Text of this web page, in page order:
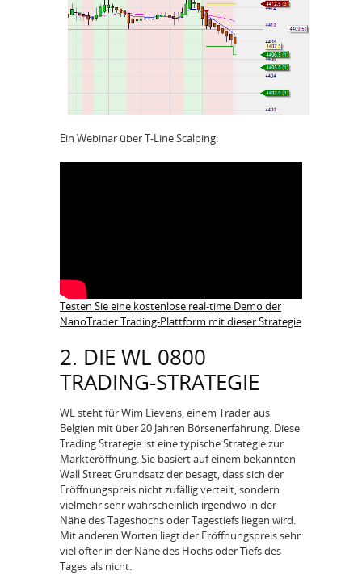
Ein Webinar über T-Line Scalping:
Testen Sie eine kostenlose real-time Demo der
NanoTrader Trading-Plattform mit dieser Strategie
2. DIE WL 0800
TRADING-STRATEGIE
WL steht für Wim Lievens, einem Trader aus
Belgien mit über 20 Jahren Börsenerfahrung. Diese
Trading Strategie ist eine typische Strategie zur
Markteröffnung. Sie basiert auf einem bekannten
Wall Street Grundsatz der besagt, dass sich der
Eröffnungspreis nicht zufällig verteilt, sondern
vielmehr sehr wahrscheinlich irgendwo in der
Nähe des Tageshochs oder Tagestiefs liegen wird.
Mit anderen Worten liegt der Eröffnungspreis sehr
viel öfter in der Nähe des Hochs oder Tiefs des
Tages als nicht.